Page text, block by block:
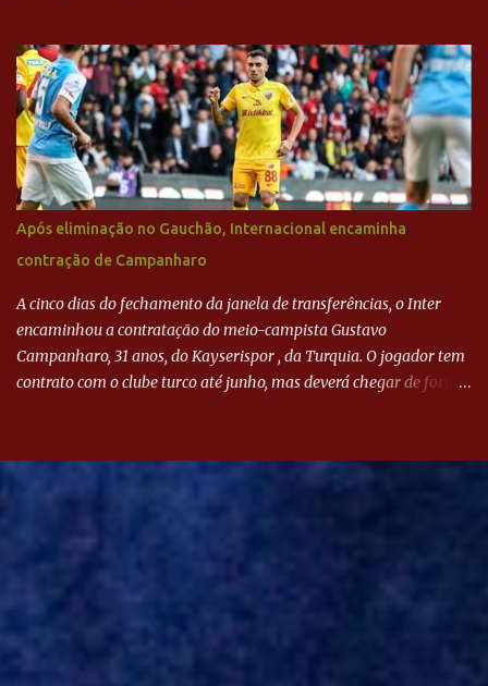
Após eliminação no Gauchão, Internacional encaminha
contração de Campanharo
A cinco dias do fechamento da janela de transferências, o Inter
encaminhou a contratação do meio-campista Gustavo
Campanharo, 31 anos, do Kayserispor , da Turquia. O jogador tem
contrato com o clube turco até junho, mas deverá chegar de forma
Evian, da França, Hellas Verona, da Itália, e Ludogorets, da
concretizada, o jogador chegará ao Beira-Rio para ser mais uma
opção de Mano Menezes no setor de meio-campo. Atualmente, na
Turquia, Gustavo Campanharo vem atuando como volante, mas